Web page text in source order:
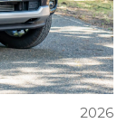
2026